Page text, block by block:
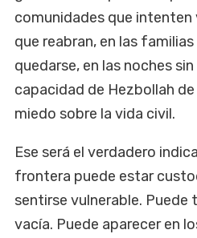
comunidades que intenten
que reabran, en las
quedarse, en las noches
capacidad de Hezbollah
miedo sobre la vida civil.
Ese será el verdadero
frontera puede estar
sentirse vulnerable. Puede
vacía. Puede aparecer en